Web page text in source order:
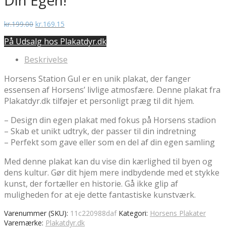
kr.199.00 Den
pris
kr.199.00.
kr.169.15
pris
kr.169.15.
På Udsalg hos Plakatdyr.dk
Beskrivelse
Horsens Station Gul er en unik plakat, der fanger
essensen af Horsens’ livlige atmosfære. Denne plakat fra
Plakatdyr.dk tilføjer et personligt præg til dit hjem.
– Design din egen plakat med fokus på Horsens stadion
– Skab et unikt udtryk, der passer til din indretning
– Perfekt som gave eller som en del af din egen samling
Med denne plakat kan du vise din kærlighed til byen og
dens kultur. Gør dit hjem mere indbydende med et stykke
kunst, der fortæller en historie. Gå ikke glip af
muligheden for at eje dette fantastiske kunstværk.
Varenummer (SKU): 11c220988daf Kategori: Horsens Plakater
Varemærke: Plakatdyr.dk